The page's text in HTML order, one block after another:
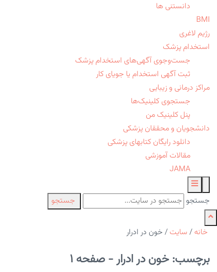
دانستنی ها
BMI
رژیم لاغری
استخدام پزشک
جست‌وجوی آگهی‌های استخدام پزشک
ثبت آگهی استخدام یا جویای کار
مراکز درمانی و زیبایی
جستجوی کلینیک‌ها
پنل کلینیک من
دانشجویان و محققان پزشکی
دانلود رایگان کتابهای پزشکی
مقالات آموزشی
JAMA
جستجو جستجو
خانه / سایت / خون در ادرار
برچسب: خون در ادرار - صفحه 1